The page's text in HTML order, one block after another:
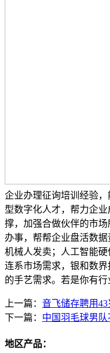
企业办理征询培训经验
型数字化人才，帮力企
撑，加强合做伙伴的市
办事，帮帮企业盘活数
机械人发卖；人工智能
连系市场需求，银和数
的手艺需求。若是你有
上一篇： 音飞储存聘用
下一篇： 中国羽毛球男
地区产品：